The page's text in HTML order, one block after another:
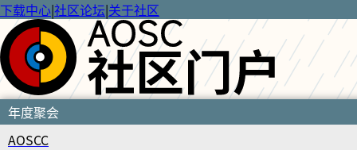
下载中心|社区论坛|关于社区
年度聚会
AOSCC